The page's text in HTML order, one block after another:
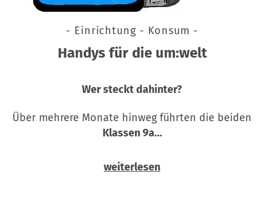
- Einrichtung - Konsum -
Handys für die um:welt
Wer steckt dahinter?
Über mehrere Monate hinweg führten die beiden
Klassen 9a…
weiterlesen